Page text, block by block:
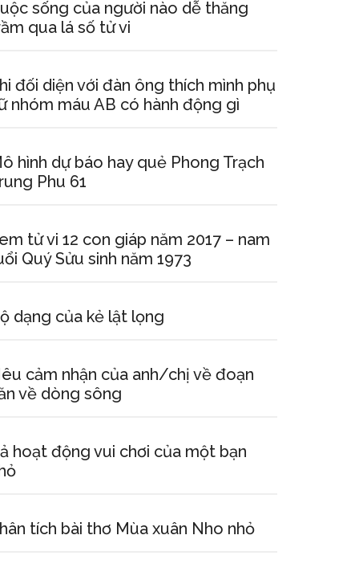
sống của người nào dễ thăng
qua lá số tử vi
đối diện với đàn ông thích mình phụ
nhóm máu AB có hành động gì
hình dự báo hay quẻ Phong Trạch
Phu 61
tử vi 12 con giáp năm 2017 – nam
Quý Sửu sinh năm 1973
dạng của kẻ lật lọng
cảm nhận của anh/chị về đoạn
về dòng sông
hoạt động vui chơi của một bạn
tích bài thơ Mùa xuân Nho nhỏ